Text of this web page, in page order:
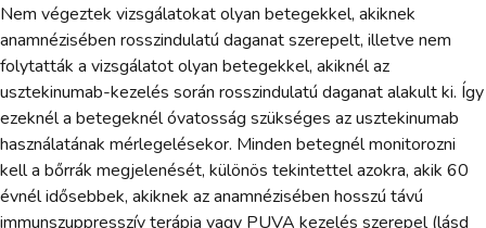
Nem végeztek vizsgálatokat olyan betegekkel, akiknek
anamnézisében rosszindulatú daganat szerepelt, illetve nem
folytatták a vizsgálatot olyan betegekkel, akiknél az
usztekinumab-kezelés során rosszindulatú daganat alakult ki. Így
ezeknél a betegeknél óvatosság szükséges az usztekinumab
használatának mérlegelésekor. Minden betegnél monitorozni
kell a bőrrák megjelenését, különös tekintettel azokra, akik 60
évnél idősebbek, akiknek az anamnézisében hosszú távú
immunszuppresszív terápia vagy PUVA kezelés szerepel (lásd